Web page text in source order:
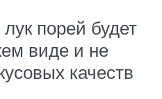
порей будет
виде и не
качеств